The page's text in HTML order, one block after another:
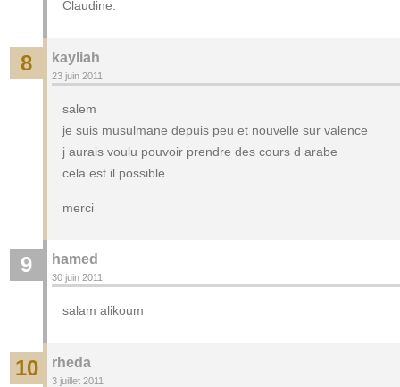
Claudine.
8 kayliah
23 juin 2011
salem
je suis musulmane depuis peu et nouvelle sur valence
j aurais voulu pouvoir prendre des cours d arabe
cela est il possible
merci
9 hamed
30 juin 2011
salam alikoum
10 rheda
3 juillet 2011